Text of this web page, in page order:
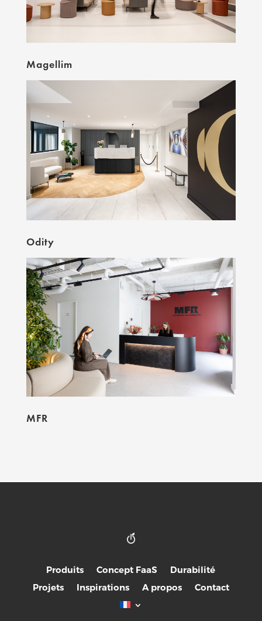
Magellim
Odity
MFR
Produits Concept FaaS
Durabilité
Projets
Inspirations A propos Contact